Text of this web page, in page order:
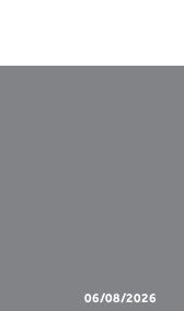
06/08/2026